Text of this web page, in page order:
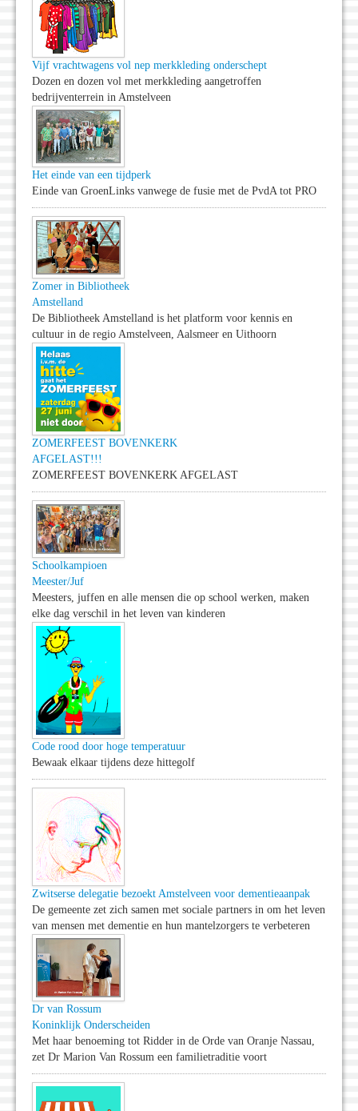
Vijf vrachtwagens vol nep merkkleding onderschept
Dozen en dozen vol met merkkleding aangetroffen
bedrijventerrein in Amstelveen
Het einde van een tijdperk
Einde van GroenLinks vanwege de fusie met de PvdA tot PRO
Zomer in Bibliotheek
Amstelland
De Bibliotheek Amstelland is het platform voor kennis en
cultuur in de regio Amstelveen, Aalsmeer en Uithoorn
ZOMERFEEST BOVENKERK
AFGELAST!!!
ZOMERFEEST BOVENKERK AFGELAST
Schoolkampioen
Meester/Juf
Meesters, juffen en alle mensen die op school werken, maken
elke dag verschil in het leven van kinderen
Code rood door hoge temperatuur
Bewaak elkaar tijdens deze hittegolf
Zwitserse delegatie bezoekt Amstelveen voor dementieaanpak
De gemeente zet zich samen met sociale partners in om het leven
van mensen met dementie en hun mantelzorgers te verbeteren
Dr van Rossum
Koninklijk Onderscheiden
Met haar benoeming tot Ridder in de Orde van Oranje Nassau,
zet Dr Marion Van Rossum een familietraditie voort